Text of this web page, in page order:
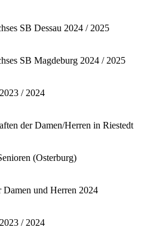
SB Dessau 2024 / 2025
SB Magdeburg 2024 / 2025
/ 2024
der Damen/Herren in Riestedt
(Osterburg)
Damen und Herren 2024
/ 2024